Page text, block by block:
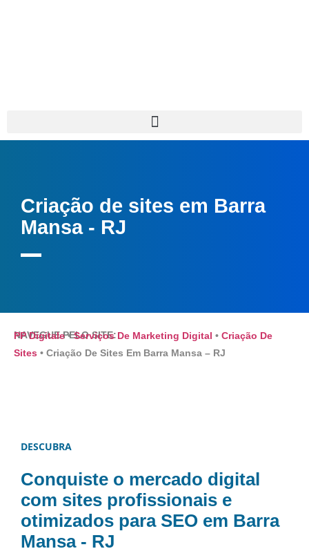
Criação de sites em Barra
Mansa - RJ
NAVEGUE PELO SITE:
PP Digitale•Serviços De Marketing Digital • Criação De
Sites • Criação De Sites Em Barra Mansa – RJ
DESCUBRA
Conquiste o mercado digital
com sites profissionais e
otimizados para SEO em Barra
Mansa - RJ